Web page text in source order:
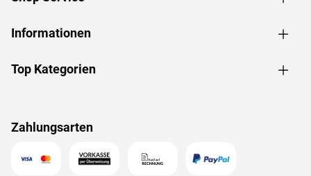
Saunabänke werden mitgeliefert: 2 Liegen, jeweils ca. 57
Eckeinstieg: Besonders gut eignet sie sich für kleine
nahezu jeden Raum integrierbar - äußerst kompakt und
platzsparend.
rechts oder links positioniert werden.
Türvariante
Informationen
Top Kategorien
Zahlungsarten